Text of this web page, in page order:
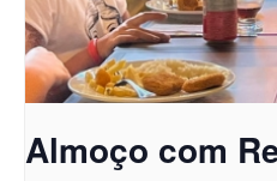
Almoço com